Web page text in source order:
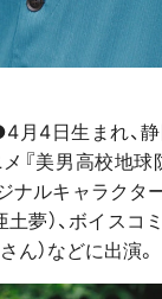
月4日生まれ、静
『美男高校地球
ジナルキャラクタ
夢）、ボイスコ
ん）などに出演。